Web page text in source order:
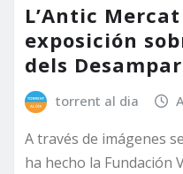
L’Antic
exposición
dels
torrent al dia
A través de imágenes
ha hecho la Fundación